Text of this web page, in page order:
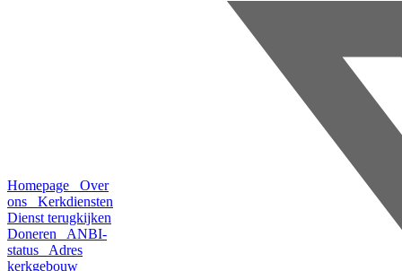
Homepage
Over
ons
Kerkdiensten
Dienst terugkijken
Doneren
ANBI-
status
Adres
kerkgebouw